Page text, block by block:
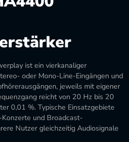
ist ein vierkanaliger
oder Mono-Line-Eingängen und
jeweils mit eigener
reicht von 20 Hz bis 20
0,01 %. Typische Einsatzgebiete
und Broadcast-
Nutzer gleichzeitig Audiosignale